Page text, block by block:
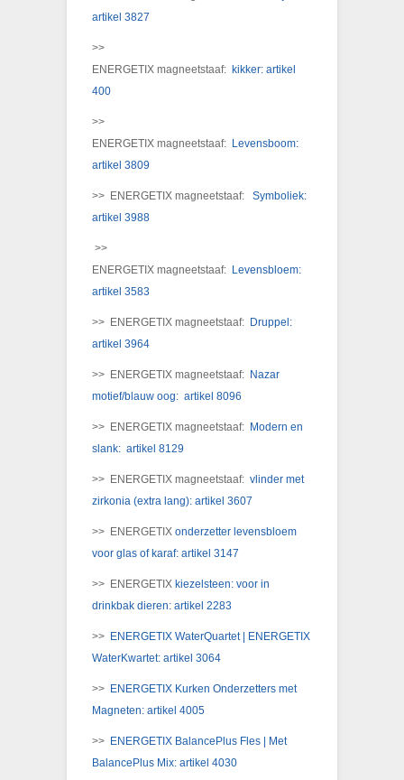
artikel 3827
>>
ENERGETIX magneetstaaf: kikker: artikel
400
>>
ENERGETIX magneetstaaf: Levensboom:
artikel 3809
>> ENERGETIX magneetstaaf: Symboliek:
artikel 3988
>>
ENERGETIX magneetstaaf: Levensbloem:
artikel 3583
>> ENERGETIX magneetstaaf: Druppel:
artikel 3964
>> ENERGETIX magneetstaaf: Nazar
motief/blauw oog: artikel 8096
>> ENERGETIX magneetstaaf: Modern en
slank: artikel 8129
>> ENERGETIX magneetstaaf: vlinder met
zirkonia (extra lang): artikel 3607
>> ENERGETIX onderzetter levensbloem
voor glas of karaf: artikel 3147
>> ENERGETIX kiezelsteen: voor in
drinkbak dieren: artikel 2283
>> ENERGETIX WaterQuartet | ENERGETIX
WaterKwartet: artikel 3064
>> ENERGETIX Kurken Onderzetters met
Magneten: artikel 4005
>> ENERGETIX BalancePlus Fles | Met
BalancePlus Mix: artikel 4030